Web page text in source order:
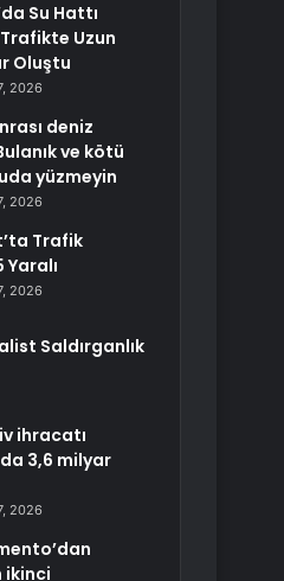
Su Hattı
Uzun
Oluştu
2026
deniz
ve kötü
yüzmeyin
2026
Trafik
Yaralı
2026
Saldırganlık
ihracatı
3,6 milyar
2026
ikinci